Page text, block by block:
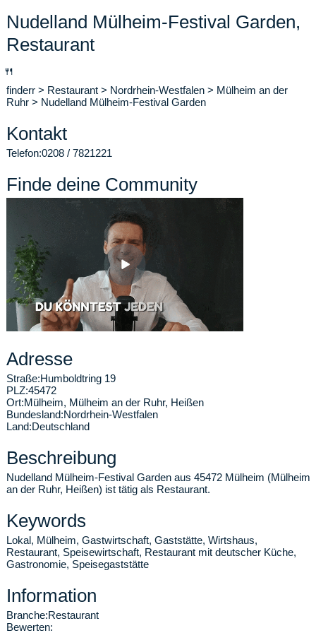
Nudelland Mülheim-Festival Garden,
Restaurant
🍴
finderr > Restaurant > Nordrhein-Westfalen > Mülheim an der
Ruhr > Nudelland Mülheim-Festival Garden
Kontakt
Telefon:0208 / 7821221
Finde deine Community
Adresse
Straße:Humboldtring 19
PLZ:45472
Ort:Mülheim, Mülheim an der Ruhr, Heißen
Bundesland:Nordrhein-Westfalen
Land:Deutschland
Beschreibung
Nudelland Mülheim-Festival Garden aus 45472 Mülheim (Mülheim
an der Ruhr, Heißen) ist tätig als Restaurant.
Keywords
Lokal, Mülheim, Gastwirtschaft, Gaststätte, Wirtshaus,
Restaurant, Speisewirtschaft, Restaurant mit deutscher Küche,
Gastronomie, Speisegaststätte
Information
Branche:Restaurant
Bewerten: